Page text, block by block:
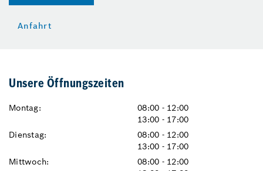
Anfahrt
Unsere Öffnungszeiten
Montag:
08:00 - 12:00
13:00 - 17:00
Dienstag:
08:00 - 12:00
13:00 - 17:00
Mittwoch:
08:00 - 12:00